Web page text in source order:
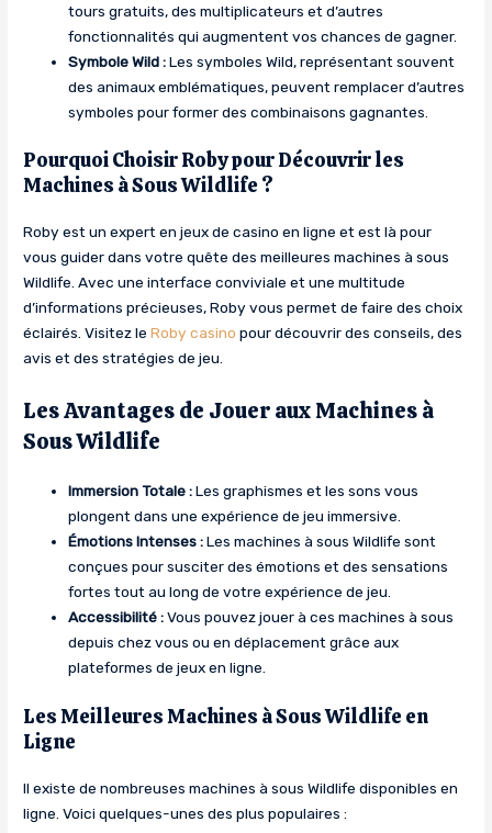
tours gratuits, des multiplicateurs et d’autres
fonctionnalités qui augmentent vos chances de gagner.
Symbole Wild :Les symboles Wild, représentant souvent
des animaux emblématiques, peuvent remplacer d’autres
symboles pour former des combinaisons gagnantes.
Pourquoi Choisir Roby pour Découvrir les
Machines à Sous Wildlife ?
Roby est un expert en jeux de casino en ligne et est là pour
vous guider dans votre quête des meilleures machines à sous
Wildlife. Avec une interface conviviale et une multitude
d’informations précieuses, Roby vous permet de faire des choix
éclairés. Visitez leRoby casino pour découvrir des conseils, des
avis et des stratégies de jeu.
Les Avantages de Jouer aux Machines à
Sous Wildlife
Immersion Totale :Les graphismes et les sons vous
plongent dans une expérience de jeu immersive.
Émotions Intenses :Les machines à sous Wildlife sont
conçues pour susciter des émotions et des sensations
fortes tout au long de votre expérience de jeu.
Accessibilité :Vous pouvez jouer à ces machines à sous
depuis chez vous ou en déplacement grâce aux
plateformes de jeux en ligne.
Les Meilleures Machines à Sous Wildlife en
Ligne
Il existe de nombreuses machines à sous Wildlife disponibles en
ligne. Voici quelques-unes des plus populaires :